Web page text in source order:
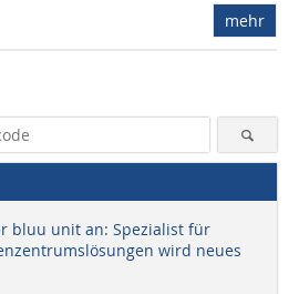
mehr
bluu unit an: Spezialist für
wird neues